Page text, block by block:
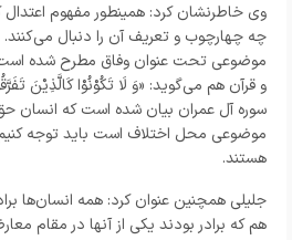
وی خاطرنشان کرد: همینطور مفهوم
چه چهارچوب و تعریف آن را دنبال
موضوعی تحت عنوان وفاق مطرح شده
و قرآن هم می‌گوید: «وَ لَا تَکُوْنُوْا کَالَّذِیْنَ
سوره آل عمران بیان شده است که انسان حق
موضوعی محل اختلاف است باید توجه
هستند.
جلیلی همچنین عنوان کرد: همه انسان‌ها
هم که برادر بودند یکی از آنها در مقام